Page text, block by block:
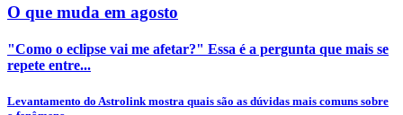
O que muda em agosto
"Como o eclipse vai me afetar?" Essa é a pergunta que mais se
repete entre...
Levantamento do Astrolink mostra quais são as dúvidas mais comuns sobre